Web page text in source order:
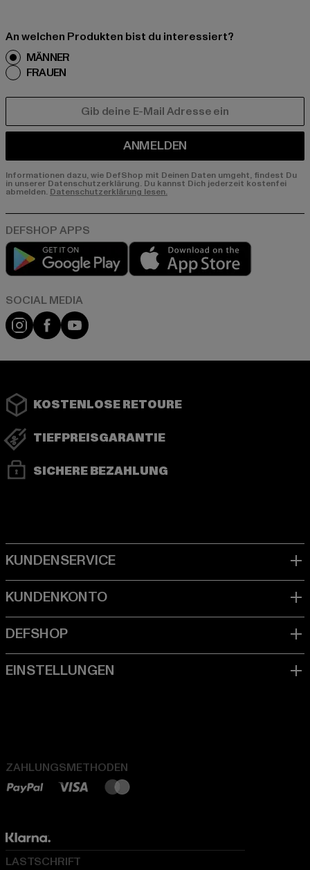
An welchen Produkten bist du interessiert?
MÄNNER
FRAUEN
ANMELDEN
Informationen dazu, wie DefShop mit Deinen Daten umgeht, findest Du
in unserer Datenschutzerklärung. Du kannst Dich jederzeit kostenfei
abmelden. Datenschutzerklärung lesen.
Play market
Instagram
FacebookYouTube
KOSTENLOSE RETOURE
TIEFPREISGARANTIE
SICHERE BEZAHLUNG
ZAHLUNGSMETHODEN
LASTSCHRIFT